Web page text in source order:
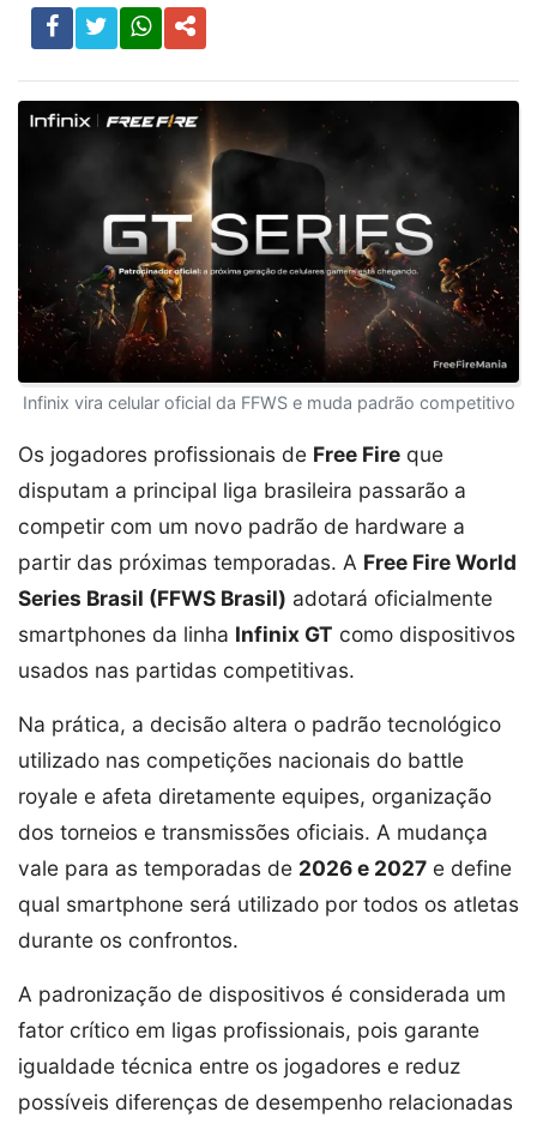
Infinix vira celular oficial da FFWS e muda padrão competitivo
Os jogadores profissionais de Free Fire que
disputam a principal liga brasileira passarão a
competir com um novo padrão de hardware a
partir das próximas temporadas. A Free Fire World
Series Brasil (FFWS Brasil) adotará oficialmente
smartphones da linha Infinix GT como dispositivos
usados nas partidas competitivas.
Na prática, a decisão altera o padrão tecnológico
utilizado nas competições nacionais do battle
royale e afeta diretamente equipes, organização
dos torneios e transmissões oficiais. A mudança
vale para as temporadas de 2026 e 2027 e define
qual smartphone será utilizado por todos os atletas
durante os confrontos.
A padronização de dispositivos é considerada um
fator crítico em ligas profissionais, pois garante
igualdade técnica entre os jogadores e reduz
possíveis diferenças de desempenho relacionadas